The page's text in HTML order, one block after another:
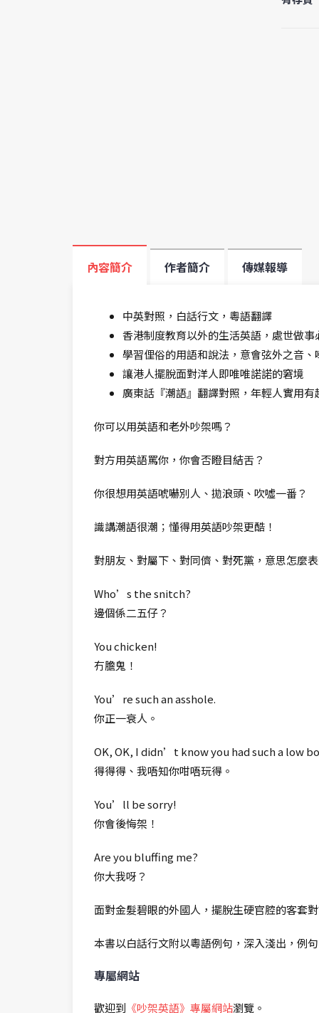
內容簡介 作者簡介 傳媒報導
中英對照，白話行文，粵語翻譯
香港制度教育以外的生活英語，處世做事
學習俚俗的用語和說法，意會弦外之音、
讓港人擺脫面對洋人即唯唯諾諾的窘境
廣東話『潮語』翻譯對照，年輕人實用
你可以用英語和老外吵架嗎？
對方用英語罵你，你會否瞪目結舌？
你很想用英語唬嚇別人、拋浪頭、吹噓一番？
識講潮語很潮；懂得用英語吵架更酷！
對朋友、對屬下、對同儕、對死黨，意思怎麼
Who’s the snitch?
邊個係二五仔？
You chicken!
冇膽鬼！
You’re such an asshole.
你正一衰人。
OK, OK, I didn’t know you had such a low
得得得、我唔知你咁唔玩得。
You’ll be sorry!
你會後悔架！
Are you bluffing me?
你大我呀？
面對金髮碧眼的外國人，擺脫生硬官腔的客套
本書以白話行文附以粵語例句，深入淺出，例
專屬網站
歡迎到 《吵架英語》專屬網站瀏覽。